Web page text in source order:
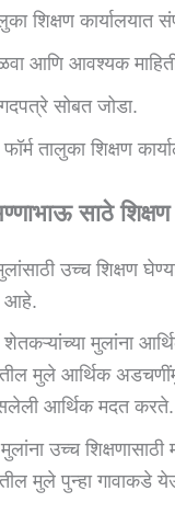
शिक्षण कार्यालयात
आणि आवश्यक
सोबत जोडा.
तालुका शिक्षण
साठे
उच्च शिक्षण
आहे.
मुलांना
मुले आर्थिक
आर्थिक मदत करते.
उच्च
मुले पुन्हा